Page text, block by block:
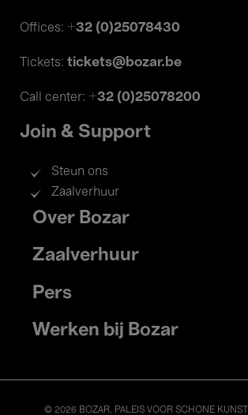
Offices: +32 (0)25078430
Tickets: tickets@bozar.be
Call center: +32 (0)25078200
Join & Support
Steun ons
Zaalverhuur
Footer
menu
Over Bozar
Zaalverhuur
Pers
Werken bij Bozar
© 2026 BOZAR. PALEIS VOOR SCHONE